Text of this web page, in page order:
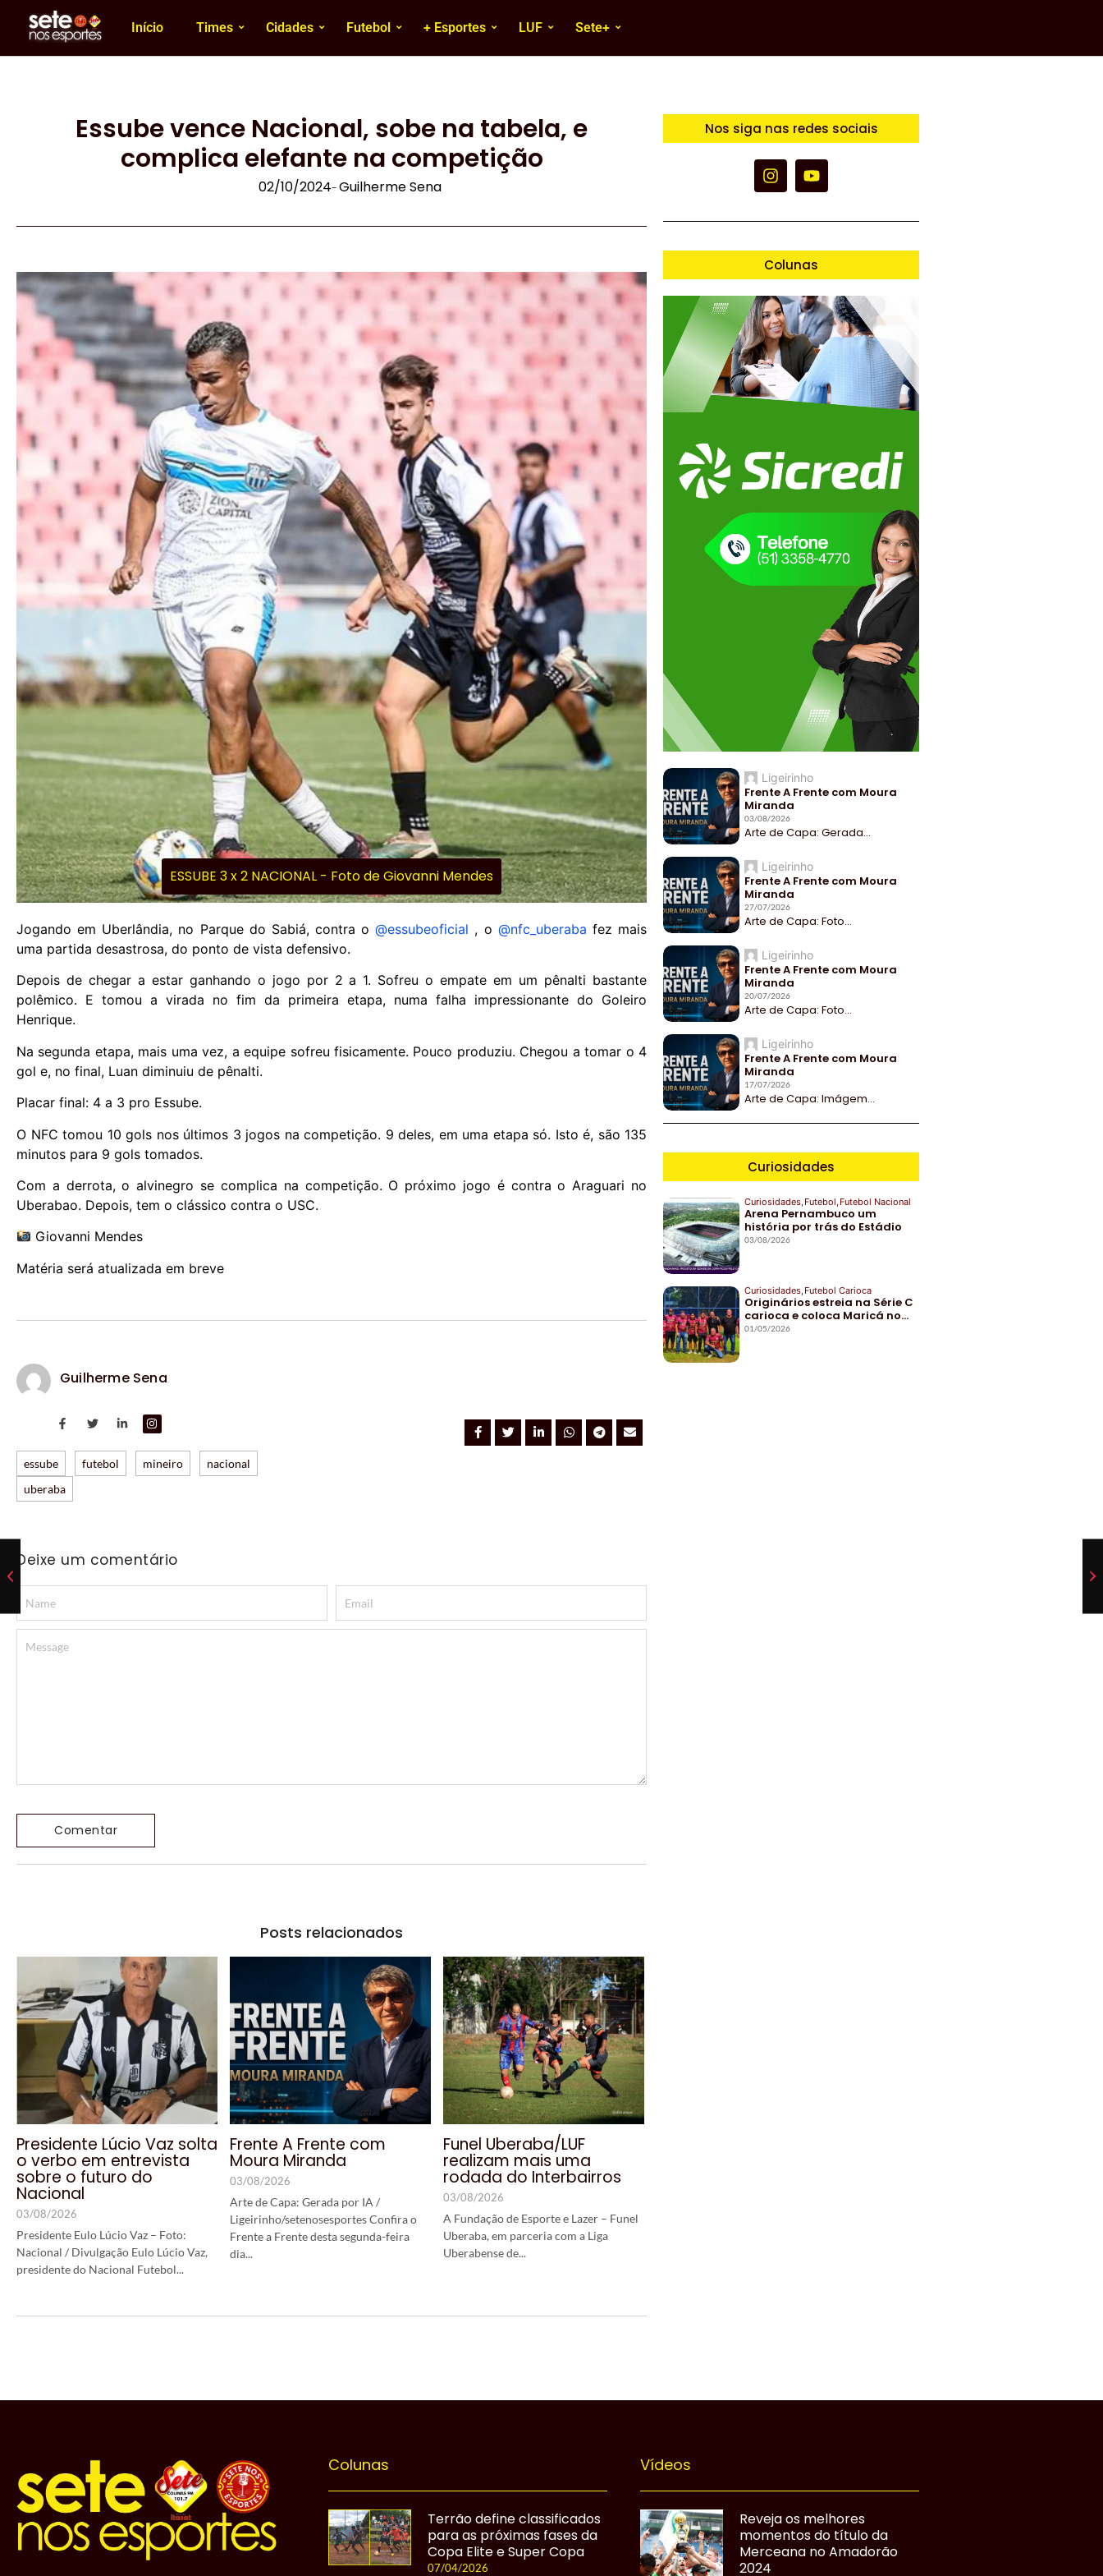
Início Times Cidades Futebol + Esportes LUF Sete+
Essube vence Nacional, sobe na tabela, e
complica elefante na competição
02/10/2024-Guilherme Sena
ESSUBE 3 x 2 NACIONAL - Foto de Giovanni Mendes
Jogando em Uberlândia, no Parque do Sabiá, contra o@essubeoficial , o @nfc_uberaba fez mais
uma partida desastrosa, do ponto de vista defensivo.
Depois de chegar a estar ganhando o jogo por 2 a 1. Sofreu o empate em um pênalti bastante
polêmico. E tomou a virada no fim da primeira etapa, numa falha impressionante do Goleiro
Henrique.
Na segunda etapa, mais uma vez, a equipe sofreu fisicamente. Pouco produziu. Chegou a tomar o 4
gol e, no final, Luan diminuiu de pênalti.
Placar final: 4 a 3 pro Essube.
O NFC tomou 10 gols nos últimos 3 jogos na competição. 9 deles, em uma etapa só. Isto é, são 135
minutos para 9 gols tomados.
Com a derrota, o alvinegro se complica na competição. O próximo jogo é contra o Araguari no
Uberabao. Depois, tem o clássico contra o USC.
Giovanni Mendes
Matéria será atualizada em breve
Guilherme Sena
essube futebol mineiro
nacional
uberaba
Deixe um comentário
Posts relacionados
Presidente Lúcio Vaz solta
o verbo em entrevista
sobre o futuro do
Nacional
03/08/2026
Presidente Eulo Lúcio Vaz – Foto:
Nacional / Divulgação Eulo Lúcio Vaz,
presidente do Nacional Futebol...
Frente A Frente com
Moura Miranda
03/08/2026
Arte de Capa: Gerada por IA /
Ligeirinho/setenosesportes Confira o
Frente a Frente desta segunda-feira
dia...
Funel Uberaba/LUF
realizam mais uma
rodada do Interbairros
03/08/2026
A Fundação de Esporte e Lazer – Funel
Uberaba, em parceria com a Liga
Uberabense de...
Nos siga nas redes sociais
Colunas
Ligeirinho
Frente A Frente com Moura
Miranda
03/08/2026
Arte de Capa: Gerada...
Ligeirinho
Frente A Frente com Moura
Miranda
27/07/2026
Arte de Capa: Foto...
Ligeirinho
Frente A Frente com Moura
Miranda
20/07/2026
Arte de Capa: Foto...
Ligeirinho
Frente A Frente com Moura
Miranda
17/07/2026
Arte de Capa: Imágem...
Curiosidades
Curiosidades Futebol Futebol Nacional
Arena Pernambuco um
história por trás do Estádio
03/08/2026
Curiosidades Futebol Carioca
Originários estreia na Série C
carioca e coloca Maricá no…
01/05/2026
Colunas
Terrão define classificados
para as próximas fases da
Copa Elite e Super Copa
07/04/2026
Vídeos
Reveja os melhores
momentos do título da
Merceana no Amadorão
2024